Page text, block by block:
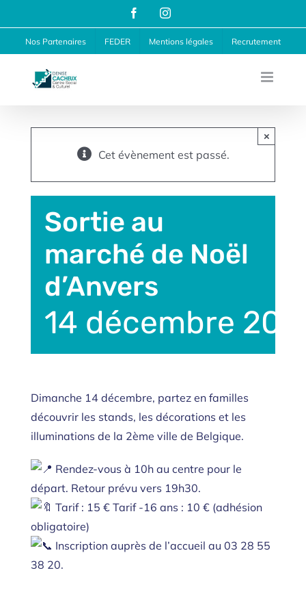
au
contenu
FacebookInstagram
Nos Partenaires FEDER Mentions légales Recrutement
Cet évènement est passé.
×
Sortie au
marché de Noël
d’Anvers
14 décembre
Dimanche 14 décembre, partez en familles
découvrir les stands, les décorations et les
illuminations de la 2ème ville de Belgique.
Rendez-vous à 10h au centre pour le
départ. Retour prévu vers 19h30.
Tarif : 15 € Tarif -16 ans : 10 € (adhésion
obligatoire)
Inscription auprès de l’accueil au 03 28 55
38 20.